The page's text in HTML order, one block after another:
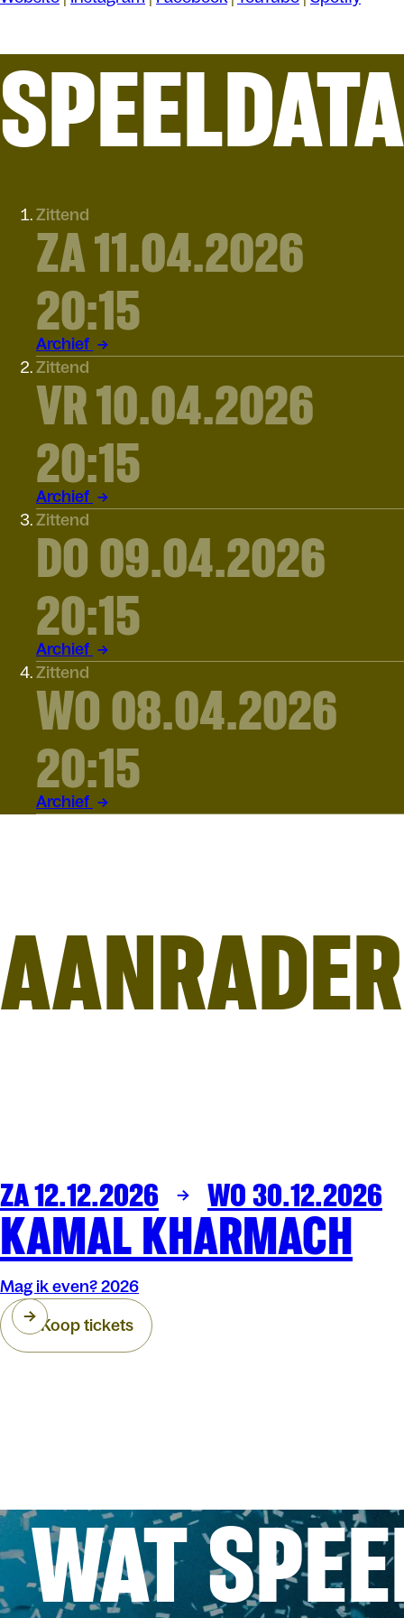
SPEELDATA
Zittend
ZA 11.04.2026
20:15
Archief
Zittend
VR 10.04.2026
20:15
Archief
Zittend
DO 09.04.2026
20:15
Archief
Zittend
WO 08.04.2026
20:15
Archief
COMEDY ARENBERG
ZA 12.12.2026 WO 30.12.2026
KAMAL KHARMACH
Mag ik even? 2026
Koop tickets
WAT